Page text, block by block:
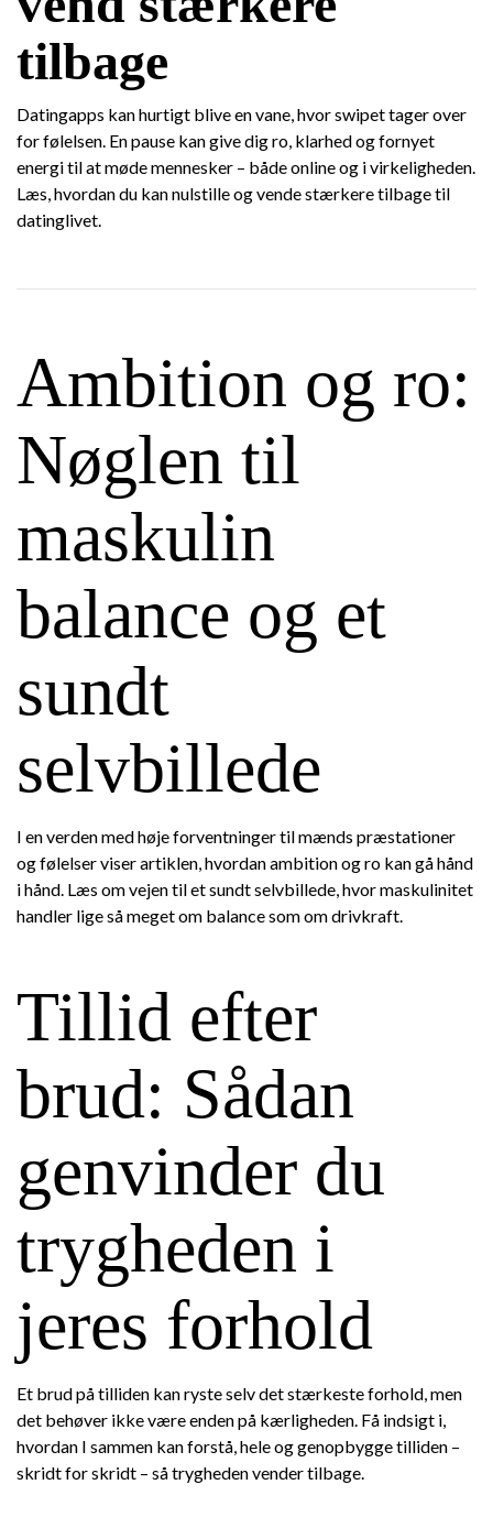
tilbage
Datingapps kan hurtigt blive en vane, hvor swipet tager over
for følelsen. En pause kan give dig ro, klarhed og fornyet
energi til at møde mennesker – både online og i virkeligheden.
Læs, hvordan du kan nulstille og vende stærkere tilbage til
datinglivet.
Ambition og ro:
Nøglen til
maskulin
balance og et
sundt
selvbillede
I en verden med høje forventninger til mænds præstationer
og følelser viser artiklen, hvordan ambition og ro kan gå hånd
i hånd. Læs om vejen til et sundt selvbillede, hvor maskulinitet
handler lige så meget om balance som om drivkraft.
Tillid efter
brud: Sådan
genvinder du
trygheden i
jeres forhold
Et brud på tilliden kan ryste selv det stærkeste forhold, men
det behøver ikke være enden på kærligheden. Få indsigt i,
hvordan I sammen kan forstå, hele og genopbygge tilliden –
skridt for skridt – så trygheden vender tilbage.